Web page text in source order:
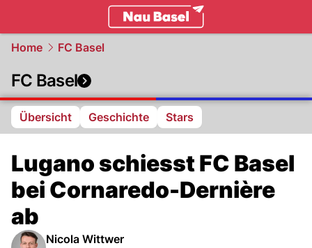
Home FC Basel
FC Basel
Übersicht Geschichte Stars
Lugano schiesst FC Basel
bei Cornaredo-Dernière
ab
Nicola Wittwer